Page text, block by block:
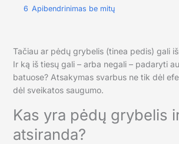
6 Apibendrinimas be mitų
Tačiau ar pėdų grybelis (tinea pedis) gali
Ir ką iš tiesų gali – arba negali – padaryti
batuose? Atsakymas svarbus ne tik dėl
dėl sveikatos saugumo.
Kas yra pėdų grybelis
atsiranda?